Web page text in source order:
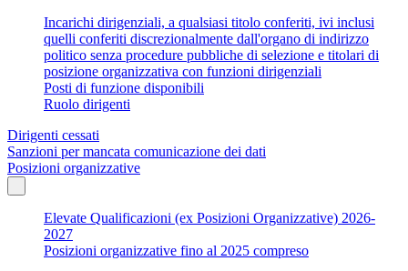
Incarichi dirigenziali, a qualsiasi titolo conferiti, ivi inclusi
quelli conferiti discrezionalmente dall'organo di indirizzo
politico senza procedure pubbliche di selezione e titolari di
posizione organizzativa con funzioni dirigenziali
Posti di funzione disponibili
Ruolo dirigenti
Dirigenti cessati
Sanzioni per mancata comunicazione dei dati
Posizioni organizzative
Elevate Qualificazioni (ex Posizioni Organizzative) 2026-
2027
Posizioni organizzative fino al 2025 compreso